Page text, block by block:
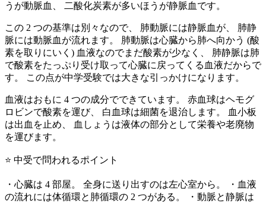
うが動脈血、 二酸化炭素が多いほうが静脈血です。
この 2 つの基準は別々なので、 肺動脈には静脈血が、 肺静
脈には動脈血が流れます。 肺動脈は心臓から肺へ向かう (酸
素を取りにいく) 血液なのでまだ酸素が少なく、 肺静脈は肺
で酸素をたっぷり受け取って心臓に戻ってくる血液だからで
す。 この点が中学受験では大きな引っかけになります。
血液はおもに 4 つの成分でできています。 赤血球はヘモグ
ロビンで酸素を運び、 白血球は細菌を退治します。 血小板
は出血を止め、 血しょうは液体の部分として栄養や老廃物
を運びます。
⭐ 中受で問われるポイント
・心臓は 4 部屋。 全身に送り出すのは左心室から。 ・血液
の流れには体循環と肺循環の 2 つがある。 ・動脈と静脈は